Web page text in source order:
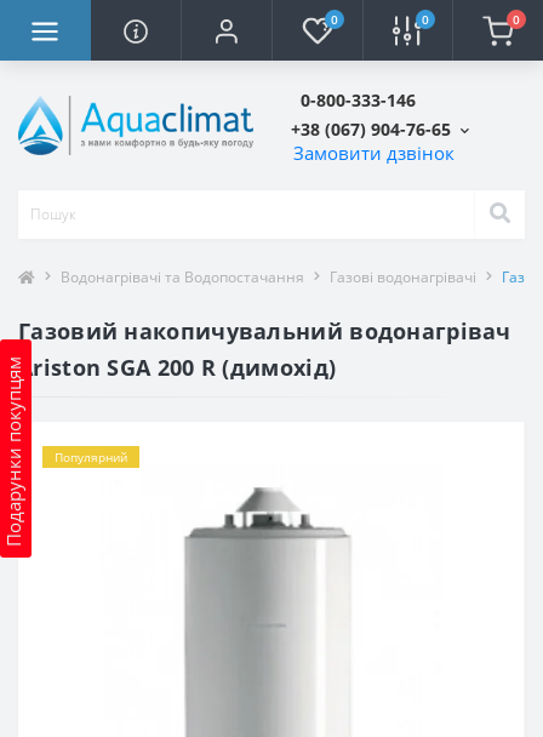
0 0 0
0-800-333-146
+38 (067) 904-76-65
Замовити дзвінок
Подарунки покупцям
Водонагрівачі та Водопостачання Газові водонагрівачі
Газовий накопичувальний водонагрівач
Ariston SGA 200 R (димохід)
Популярний